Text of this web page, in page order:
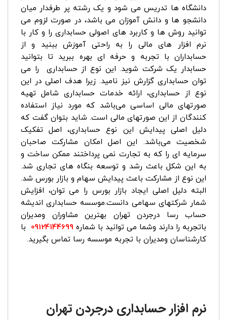
دانشگاه ها تدریس می شود و یک رشته پر طرفدار میان
دانشجو ها و دانش آموزان می باشد، در صورت لزوم می
توانید روش ها و کاربرد های اصولی حسابداری را و کار با
نرم افزار های مالی را به راحتی آموزش ببنید و از
حسابداران با تجربه و حرفه ای بهره ببرید تا بتوانید
حسابدار یک شرکت شوید. این نوع از حسابداری را می
توان حسابداری گزارش نیز نامید. زیرا هدف اصلی در این
نوع از حسابداری، ارائه خدمات حسابداری شامل تهیه
صورتهای مالی اساسی می‌باشد که مورد نیاز استفاده
کنندگان از این صورتهای مالی است. شاید بتوان گفت که
دلیل اصلی پیدایش این نوع حسابداری، اصل تفکیک
شخصیت می‌باشد. این اصل امکان مشارکت صاحبان
سرمایه ای را که به تجارت نمی پرداختند ممکن ساخت و
به این شکل باعث رشد و توسعه بنگاه های تجاری شد.
این نوع از مشارکت باعث پیدایش سهام و بازار بورس شد.
البته دلیل اصلی ایجاد بازار بورس را می توان، افزایش
شمار شرکتهای سهامی دانست.موسسه حسابداری اندیشه
حساب رسا درجردن تهران بهترین مشاوران ومدیران
باتجربه را دارند وشما می توانید با شماره 09124144699 با
کارشناسان ومدیران با تجربه موسسه رسا تماس بگیرید.
نرم افزار حسابداری درجردن تهران